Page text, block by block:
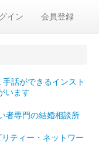
イン 会員登録